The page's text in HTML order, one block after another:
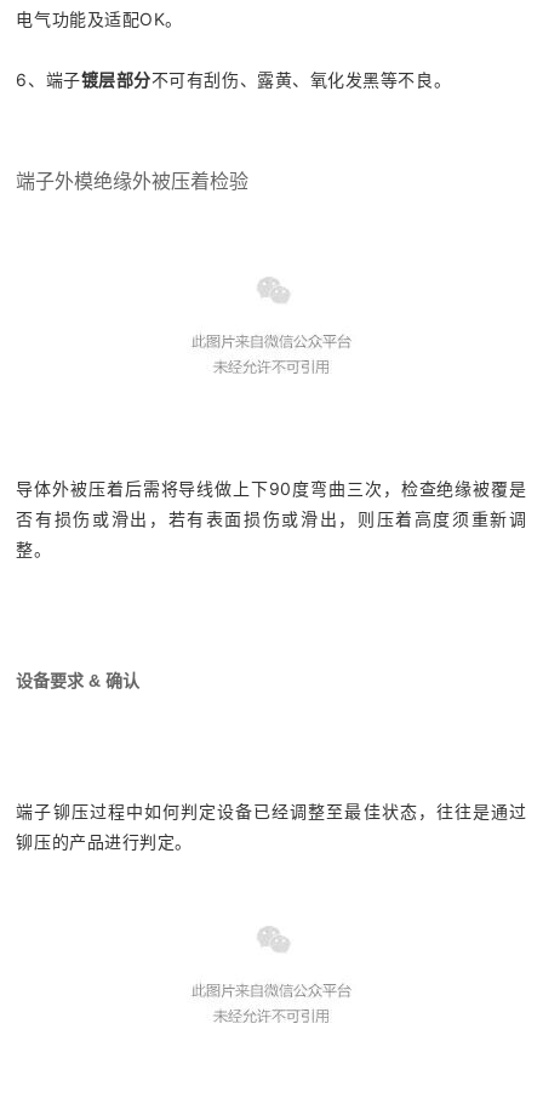
电气功能及适配OK。
6、端子镀层部分不可有刮伤、露黄、氧化发黑等不良。
端子外模绝缘外被压着检验
导体外被压着后需将导线做上下90度弯曲三次，检查绝缘被覆是
否有损伤或滑出，若有表面损伤或滑出，则压着高度须重新调
整。
设备要求 & 确认
端子铆压过程中如何判定设备已经调整至最佳状态，往往是通过
铆压的产品进行判定。